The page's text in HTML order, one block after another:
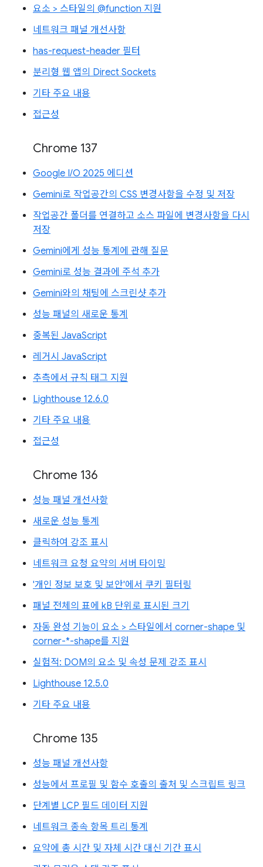
요소 > 스타일의 @function 지원
네트워크 패널 개선사항
has-request-header 필터
분리형 웹 앱의 Direct Sockets
기타 주요 내용
접근성
Chrome 137
Google I/O 2025 에디션
Gemini로 작업공간의 CSS 변경사항을 수정 및 저장
작업공간 폴더를 연결하고 소스 파일에 변경사항을 다시
저장
Gemini에게 성능 통계에 관해 질문
Gemini로 성능 결과에 주석 추가
Gemini와의 채팅에 스크린샷 추가
성능 패널의 새로운 통계
중복된 JavaScript
레거시 JavaScript
추측에서 규칙 태그 지원
Lighthouse 12.6.0
기타 주요 내용
접근성
Chrome 136
성능 패널 개선사항
새로운 성능 통계
클릭하여 강조 표시
네트워크 요청 요약의 서버 타이밍
'개인 정보 보호 및 보안'에서 쿠키 필터링
패널 전체의 표에 kB 단위로 표시된 크기
자동 완성 기능이 요소 > 스타일에서 corner-shape 및
corner-*-shape를 지원
실험적: DOM의 요소 및 속성 문제 강조 표시
Lighthouse 12.5.0
기타 주요 내용
Chrome 135
성능 패널 개선사항
성능에서 프로필 및 함수 호출의 출처 및 스크립트 링크
단계별 LCP 필드 데이터 지원
네트워크 종속 항목 트리 통계
요약에 총 시간 및 자체 시간 대신 기간 표시